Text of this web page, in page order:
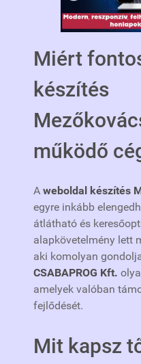
Miért
készítés
működő
A weboldal készítés
egyre inkább
átlátható és
alapkövetelmény lett
aki komolyan
CSABAPROG Kft.
amelyek valóban
fejlődését.
Mit kapsz